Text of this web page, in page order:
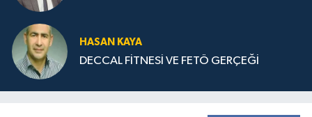
HASAN KAYA
DECCAL FİTNESİ VE FETÖ GERÇEĞİ